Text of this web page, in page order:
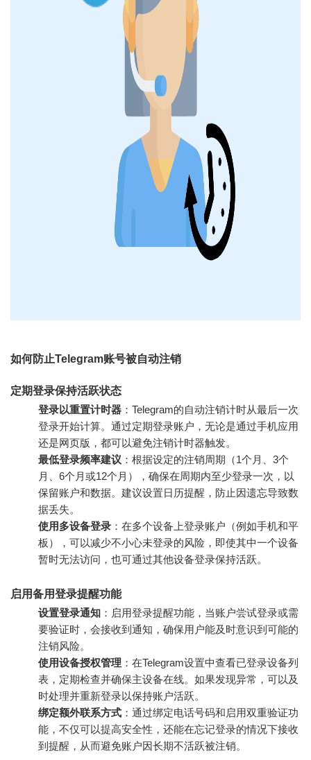
如何防止Telegram账号被自动注销
定期登录保持活跃状态
登录以重置计时器 ：Telegram的自动注销计时从最后一次
登录开始计算。通过定期登录账户，无论是通过手机应用
还是网页版，都可以避免注销计时器触发。
最低登录频率建议 ：根据设定的注销周期（1个月、3个
月、6个月或12个月），确保在周期内至少登录一次，以
保留账户和数据。建议设置日历提醒，防止因遗忘导致数
据丢失。
使用多设备登录 ：在多个设备上登录账户（例如手机和平
板），可以减少不小心未登录的风险，即使其中一个设备
暂时无法访问，也可通过其他设备登录保持活跃。
启用备用登录提醒功能
设置登录通知 ：启用登录提醒功能，当账户尝试登录或需
要验证时，会接收到通知，确保用户能及时意识到可能的
注销风险。
使用设备授权管理 ：在Telegram设置中查看已登录设备列
表，定期检查并确保主设备在线。如果发现异常，可以及
时处理并重新登录以保持账户活跃。
绑定额外联系方式 ：通过绑定电话号码和启用双重验证功
能，不仅可以提高安全性，还能在忘记登录的情况下接收
到提醒，从而避免账户因长期不活跃被注销。